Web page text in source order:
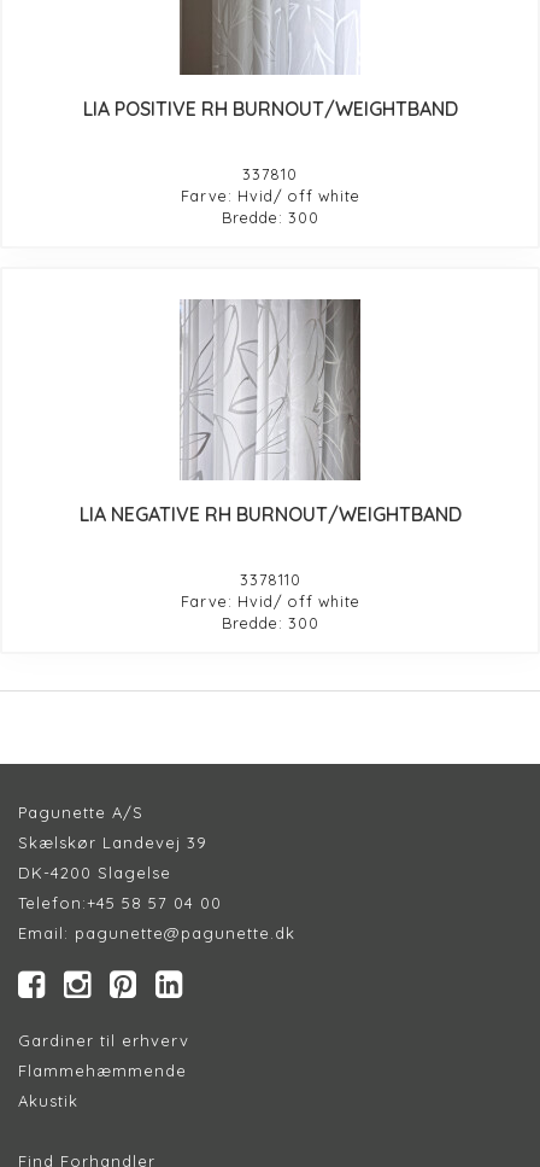
LIA POSITIVE RH BURNOUT/WEIGHTBAND
337810
Farve: Hvid/ off white
Bredde: 300
LIA NEGATIVE RH BURNOUT/WEIGHTBAND
3378110
Farve: Hvid/ off white
Bredde: 300
Pagunette A/S
Skælskør Landevej 39
DK-4200 Slagelse
Telefon:+45 58 57 04 00
Email: pagunette@pagunette.dk
Gardiner til erhverv
Flammehæmmende
Akustik
Find Forhandler